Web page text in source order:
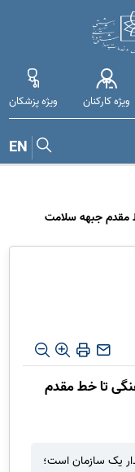
ویژه کارکنان ویژه پزشکان
EN
مقدم جبهه سلامت
تا خط مقدم
یک سازمان است؛